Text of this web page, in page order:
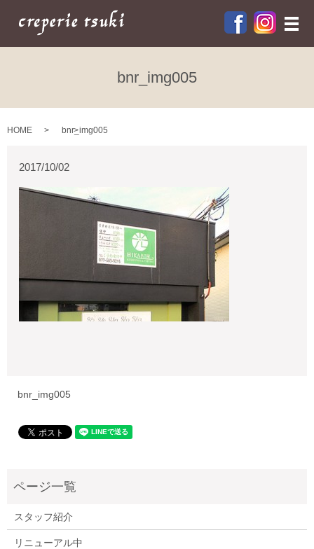
メ
bnr_img005
HOME bnr_img005
2017/10/02
bnr_img005
スタッフ紹介
リニューアル中